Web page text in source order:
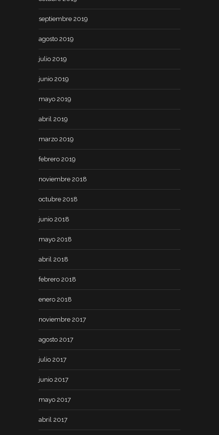
septiembre 2019
agosto 2019
julio 2019
junio 2019
mayo 2019
abril 2019
marzo 2019
febrero 2019
noviembre 2018
octubre 2018
junio 2018
mayo 2018
abril 2018
febrero 2018
enero 2018
noviembre 2017
agosto 2017
julio 2017
junio 2017
mayo 2017
abril 2017